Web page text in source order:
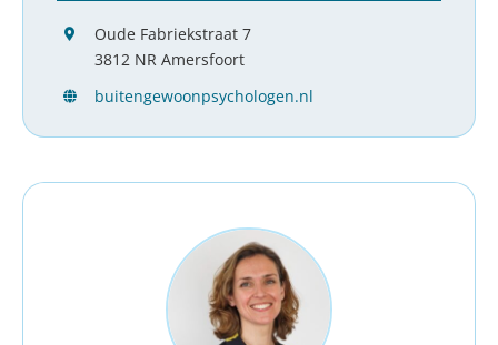
Oude Fabriekstraat 7
3812 NR Amersfoort
buitengewoonpsychologen.nl